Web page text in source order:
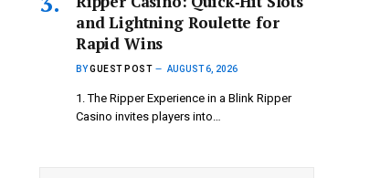
and Lightning Roulette for
Rapid Wins
BYGUEST POST AUGUST 6, 2026
1. The Ripper Experience in a Blink Ripper
Casino invites players into…